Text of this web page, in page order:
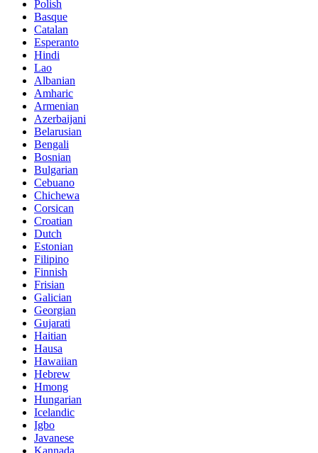
Polish
Basque
Catalan
Esperanto
Hindi
Lao
Albanian
Amharic
Armenian
Azerbaijani
Belarusian
Bengali
Bosnian
Bulgarian
Cebuano
Chichewa
Corsican
Croatian
Dutch
Estonian
Filipino
Finnish
Frisian
Galician
Georgian
Gujarati
Haitian
Hausa
Hawaiian
Hebrew
Hmong
Hungarian
Icelandic
Igbo
Javanese
Kannada